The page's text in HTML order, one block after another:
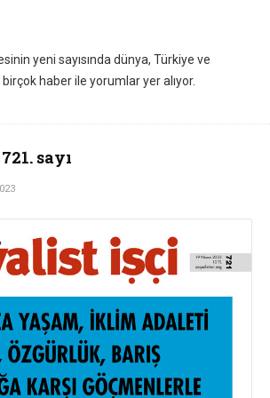
yeni sayısında dünya, Türkiye ve
haber ile yorumlar yer alıyor.
sayı